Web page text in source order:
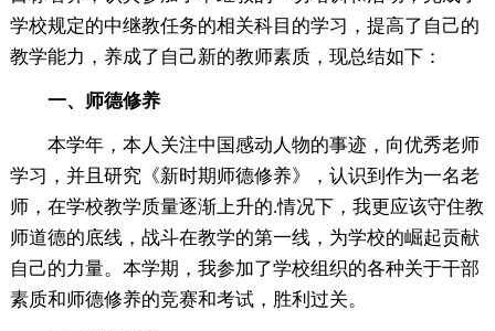
学校规定的中继教任务的相关科目的学习，提高了自己的
教学能力，养成了自己新的教师素质，现总结如下：
一、师德修养
本学年，本人关注中国感动人物的事迹，向优秀老师
学习，并且研究《新时期师德修养》，认识到作为一名老
师，在学校教学质量逐渐上升的.情况下，我更应该守住教
师道德的底线，战斗在教学的第一线，为学校的崛起贡献
自己的力量。本学期，我参加了学校组织的各种关于干部
素质和师德修养的竞赛和考试，胜利过关。